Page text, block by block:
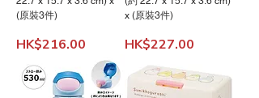
(原裝3件)
價格
HK$216.00
x (原裝3件)
價格
HK$227.00